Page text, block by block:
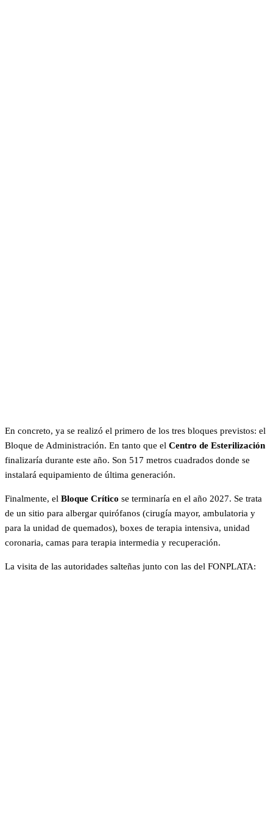
En concreto, ya se realizó el primero de los tres bloques previstos: el
Bloque de Administración. En tanto que el Centro de Esterilización
finalizaría durante este año. Son 517 metros cuadrados donde se
instalará equipamiento de última generación.
Finalmente, el Bloque Crítico se terminaría en el año 2027. Se trata
de un sitio para albergar quirófanos (cirugía mayor, ambulatoria y
para la unidad de quemados), boxes de terapia intensiva, unidad
coronaria, camas para terapia intermedia y recuperación.
La visita de las autoridades salteñas junto con las del FONPLATA: